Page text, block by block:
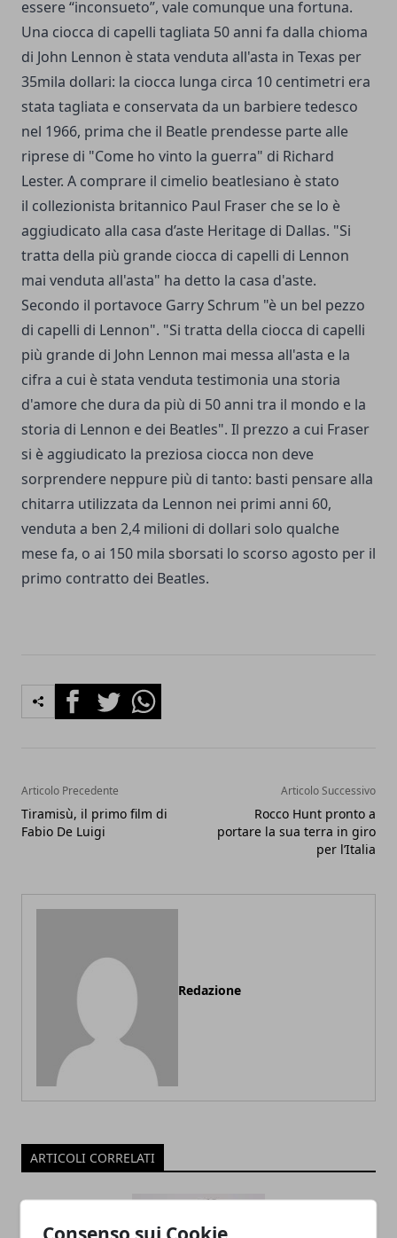
Consenso sui Cookie
essere “inconsueto”, vale comunque una fortuna.
Una ciocca di capelli tagliata 50 anni fa dalla chioma
di John Lennon è stata venduta all'asta in Texas per
35mila dollari: la ciocca lunga circa 10 centimetri era
stata tagliata e conservata da un barbiere tedesco
nel 1966, prima che il Beatle prendesse parte alle
riprese di "Come ho vinto la guerra" di Richard
Lester. A comprare il cimelio beatlesiano è stato
il collezionista britannico Paul Fraser che se lo è
aggiudicato alla casa d’aste Heritage di Dallas. "Si
tratta della più grande ciocca di capelli di Lennon
mai venduta all'asta" ha detto la casa d'aste.
Secondo il portavoce Garry Schrum "è un bel pezzo
di capelli di Lennon". "Si tratta della ciocca di capelli
più grande di John Lennon mai messa all'asta e la
cifra a cui è stata venduta testimonia una storia
d'amore che dura da più di 50 anni tra il mondo e la
storia di Lennon e dei Beatles". Il prezzo a cui Fraser
si è aggiudicato la preziosa ciocca non deve
sorprendere neppure più di tanto: basti pensare alla
chitarra utilizzata da Lennon nei primi anni 60,
venduta a ben 2,4 milioni di dollari solo qualche
mese fa, o ai 150 mila sborsati lo scorso agosto per il
primo contratto dei Beatles.
FacebookTwitterWhatsapp
Articolo Precedente
Tiramisù, il primo film di
Fabio De Luigi
Articolo Successivo
Rocco Hunt pronto a
portare la sua terra in giro
per l’Italia
Redazione
ARTICOLI CORRELATI